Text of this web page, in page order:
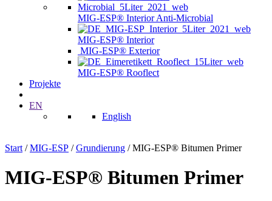
MIG-ESP® Interior Anti-Microbial
MIG-ESP® Interior
MIG-ESP® Exterior
MIG-ESP® Rooflect
Projekte
EN
English
Start /MIG-ESP /Grundierung / MIG-ESP® Bitumen Primer
MIG-ESP® Bitumen Primer